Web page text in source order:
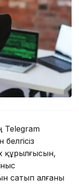
Telegram
құрылғысын,
сатып алғаны